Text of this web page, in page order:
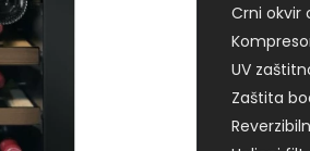
Crni okvir
UV
Zaštita